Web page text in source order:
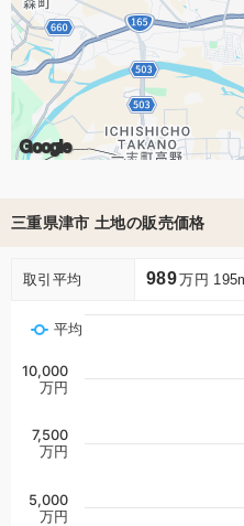
Google
三重県津市 土地の販売価格
取引平均 989万円
平均
5,000
万円
7,500
万円
10,000
万円